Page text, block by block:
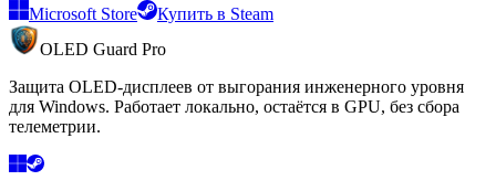
Microsoft Store
Купить в Steam
OLED Guard Pro
Защита OLED-дисплеев от выгорания инженерного уровня
для Windows. Работает локально, остаётся в GPU, без сбора
телеметрии.